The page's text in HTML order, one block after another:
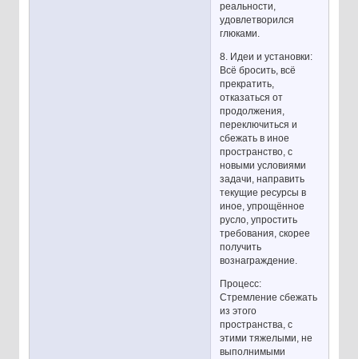
реальности,
удовлетворился
глюками.
8. Идеи и установки:
Всё бросить, всё
прекратить,
отказаться от
продолжения,
переключиться и
сбежать в иное
пространство, с
новыми условиями
задачи, направить
текущие ресурсы в
иное, упрощённое
русло, упростить
требования, скорее
получить
вознаграждение.
Процесс:
Стремление сбежать
из этого
пространства, с
этими тяжелыми, не
выполнимыми